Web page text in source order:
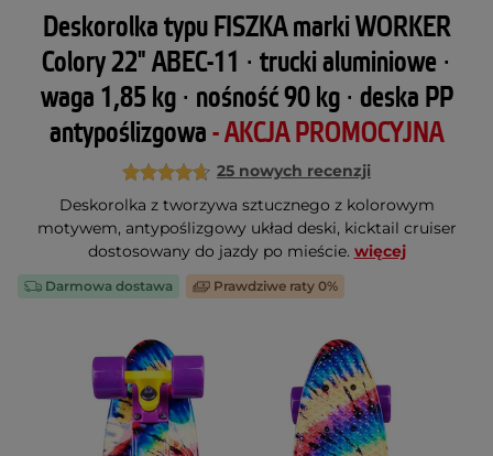
Deskorolka typu FISZKA marki WORKER
Colory 22" ABEC-11 ∙ trucki aluminiowe ∙
waga 1,85 kg ∙ nośność 90 kg ∙ deska PP
antypoślizgowa- AKCJA PROMOCYJNA
25 nowych recenzji
Deskorolka z tworzywa sztucznego z kolorowym
motywem, antypoślizgowy układ deski, kicktail cruiser
dostosowany do jazdy po mieście. więcej
Darmowa dostawa Prawdziwe raty 0%